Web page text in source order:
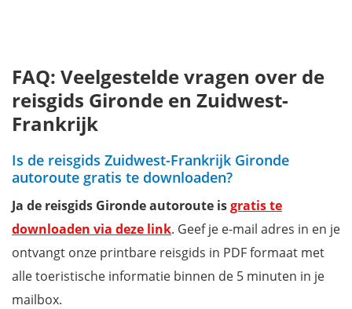
FAQ: Veelgestelde vragen over de
reisgids Gironde en Zuidwest-
Frankrijk
Is de reisgids Zuidwest-Frankrijk Gironde
autoroute gratis te downloaden?
Ja de reisgids Gironde autoroute isgratis te
downloaden via deze link. Geef je e-mail adres in en je
ontvangt onze printbare reisgids in PDF formaat met
alle toeristische informatie binnen de 5 minuten in je
mailbox.